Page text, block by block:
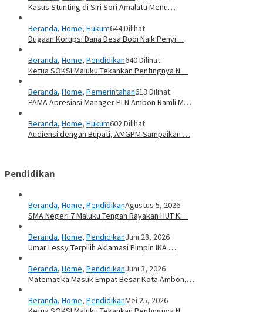
Kasus Stunting di Siri Sori Amalatu Menu…
Beranda, Home, Hukum644 Dilihat
Dugaan Korupsi Dana Desa Booi Naik Penyi…
Beranda, Home, Pendidikan640 Dilihat
Ketua SOKSI Maluku Tekankan Pentingnya N…
Beranda, Home, Pemerintahan613 Dilihat
PAMA Apresiasi Manager PLN Ambon Ramli M…
Beranda, Home, Hukum602 Dilihat
Audiensi dengan Bupati, AMGPM Sampaikan …
Pendidikan
Beranda, Home, PendidikanAgustus 5, 2026
SMA Negeri 7 Maluku Tengah Rayakan HUT K…
Beranda, Home, PendidikanJuni 28, 2026
Umar Lessy Terpilih Aklamasi Pimpin IKA …
Beranda, Home, PendidikanJuni 3, 2026
Matematika Masuk Empat Besar Kota Ambon,…
Beranda, Home, PendidikanMei 25, 2026